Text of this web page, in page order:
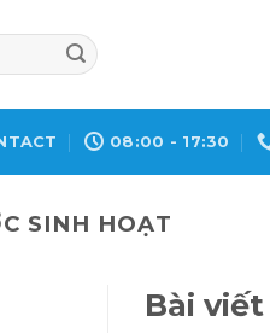
08:00 - 17:30
SINH HOẠT
Bài